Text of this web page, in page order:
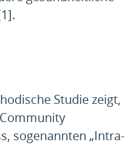
Studie zeigt,
sogenannten „Intra-